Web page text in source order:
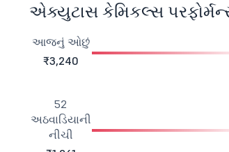
એક્યુટાસ કેમિકલ્સ
આજનું ઓછું
₹3,240
52
અઠવાડિયાની
નીચી